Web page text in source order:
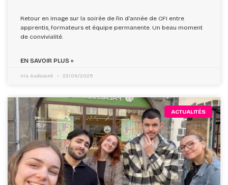
Retour en image sur la soirée de fin d’année de CFI entre
apprentis, formateurs et équipe permanente. Un beau moment
de convivialité.
EN SAVOIR PLUS »
Iris Audouard 23/06/2025
ACTUALITÉS